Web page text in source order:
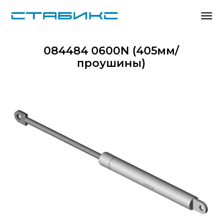
084484 0600N (405мм/
проушины)